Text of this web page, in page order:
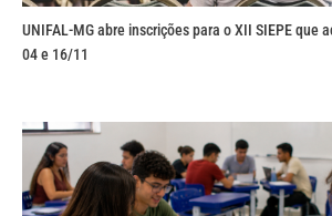
UNIFAL-MG abre inscrições para o XII SIEPE que
04 e 16/11